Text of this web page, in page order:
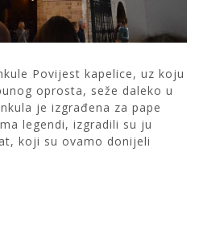
Povijest kapelice, uz koju
oprosta, seže daleko u
je izgrađena za pape
legendi, izgradili su ju
koji su ovamo donijeli